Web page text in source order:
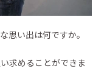
思い出は何ですか。
求めることができま